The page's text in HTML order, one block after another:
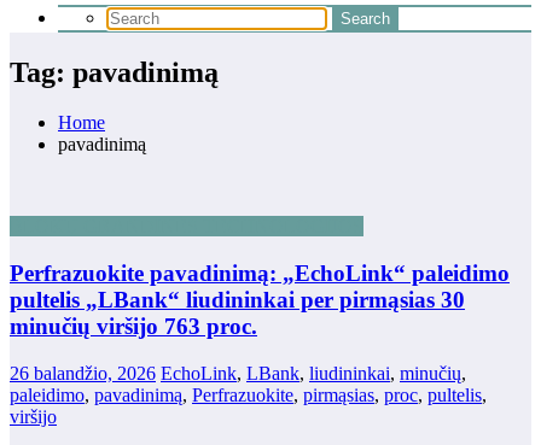
Tag: pavadinimą
Home
pavadinimą
Perfrazuokite pavadinimą: „EchoLink“ paleidimo
pultelis „LBank“ liudininkai per pirmąsias 30
minučių viršijo 763 proc.
26 balandžio, 2026 EchoLink, LBank, liudininkai, minučių,
paleidimo, pavadinimą, Perfrazuokite, pirmąsias, proc, pultelis,
viršijo